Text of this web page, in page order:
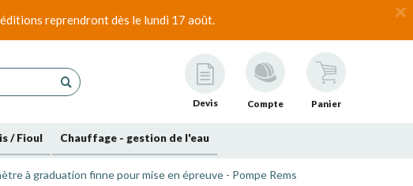
reprendront dès le lundi 17 août.
Devis Compte Panier
/ Fioul Chauffage - gestion de l'eau
à graduation finne pour mise en épreuve - Pompe Rems